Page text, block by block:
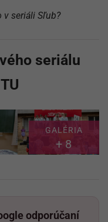
v seriáli Sľub?
seriálu
GALÉRIA
+ 8
odporúčaní